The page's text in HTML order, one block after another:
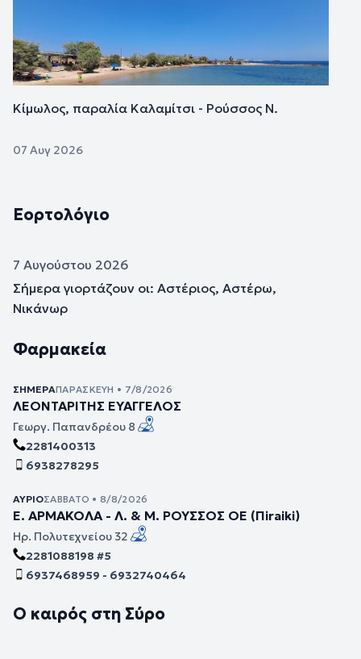
Κίμωλος, παραλία Καλαμίτσι - Ρούσσος Ν.
07 Αυγ 2026
Εορτολόγιο
7 Αυγούστου 2026
Σήμερα γιορτάζουν οι: Αστέριος, Αστέρω,
Νικάνωρ
Φαρμακεία
ΣΉΜΕΡΑΠΑΡΑΣΚΕΥΉ • 7/8/2026
ΛΕΟΝΤΑΡΙΤΗΣ ΕΥΑΓΓΕΛΟΣ
Γεωργ. Παπανδρέου 8
2281400313
6938278295
ΑΎΡΙΟΣΆΒΒΑΤΟ • 8/8/2026
Ε. ΑΡΜΑΚΟΛΑ - Λ. & Μ. ΡΟΥΣΣΟΣ ΟΕ (Πiraiki)
Ηρ. Πολυτεχνείου 32
2281088198 #5
6937468959 - 6932740464
Ο καιρός στη Σύρο